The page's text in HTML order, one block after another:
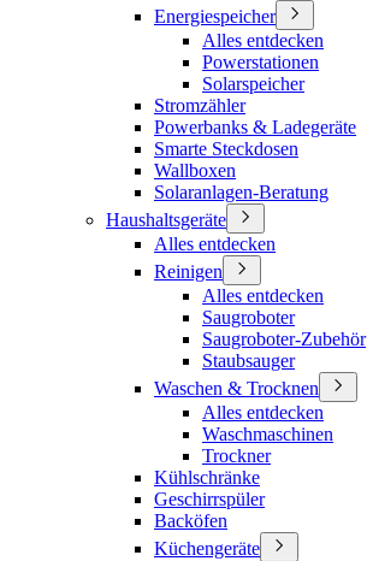
Energiespeicher
Alles entdecken
Powerstationen
Solarspeicher
Stromzähler
Powerbanks & Ladegeräte
Smarte Steckdosen
Wallboxen
Solaranlagen-Beratung
Haushaltsgeräte
Alles entdecken
Reinigen
Alles entdecken
Saugroboter
Saugroboter-Zubehör
Staubsauger
Waschen & Trocknen
Alles entdecken
Waschmaschinen
Trockner
Kühlschränke
Geschirrspüler
Backöfen
Küchengeräte